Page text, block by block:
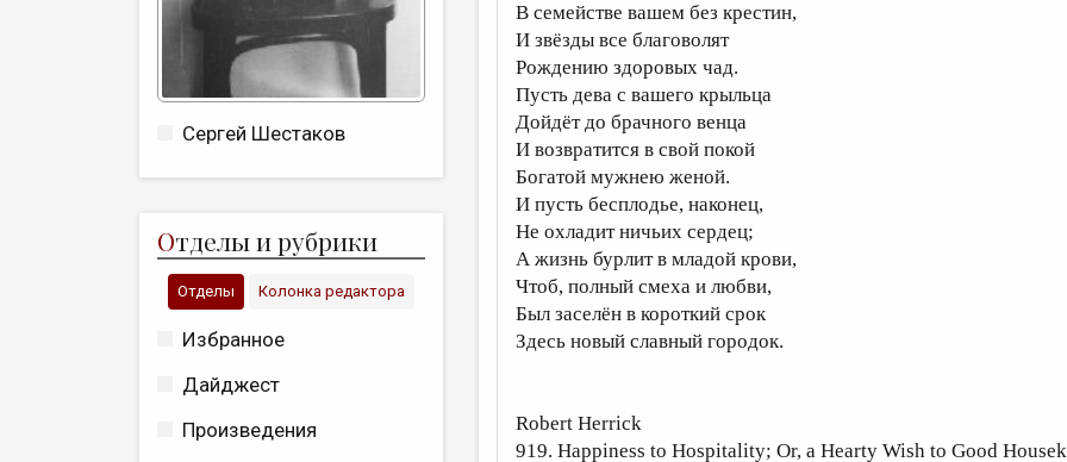
Сергей Шестаков
Отделы и рубрики
Отделы Колонка редактора
Избранное
Дайджест
Произведения
В семействе вашем без крестин,
И звёзды все благоволят
Рождению здоровых чад.
Пусть дева с вашего крыльца
Дойдёт до брачного венца
И возвратится в свой покой
Богатой мужнею женой.
И пусть бесплодье, наконец,
Не охладит ничьих сердец;
А жизнь бурлит в младой крови,
Чтоб, полный смеха и любви,
Был заселён в короткий срок
Здесь новый славный городок.
Robert Herrick
919. Happiness to Hospitality; Or, a Hearty Wish to Good